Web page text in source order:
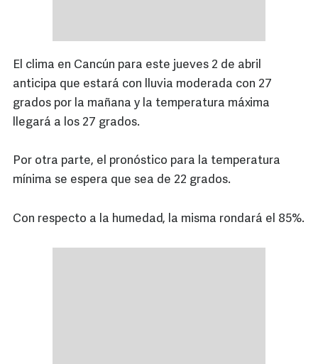
El clima en Cancún para este jueves 2 de abril
anticipa que estará con lluvia moderada con 27
grados por la mañana y la temperatura máxima
llegará a los 27 grados.
Por otra parte, el pronóstico para la temperatura
mínima se espera que sea de 22 grados.
Con respecto a la humedad, la misma rondará el 85%.